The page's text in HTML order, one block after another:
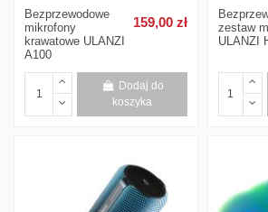
Bezprzewodowe
mikrofony
krawatowe ULANZI
A100
159,00 zł
Dodaj do
koszyka
zestaw
ULANZI